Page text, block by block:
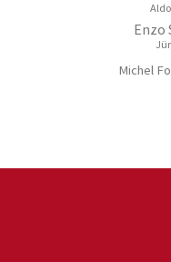
Enzo
Michel